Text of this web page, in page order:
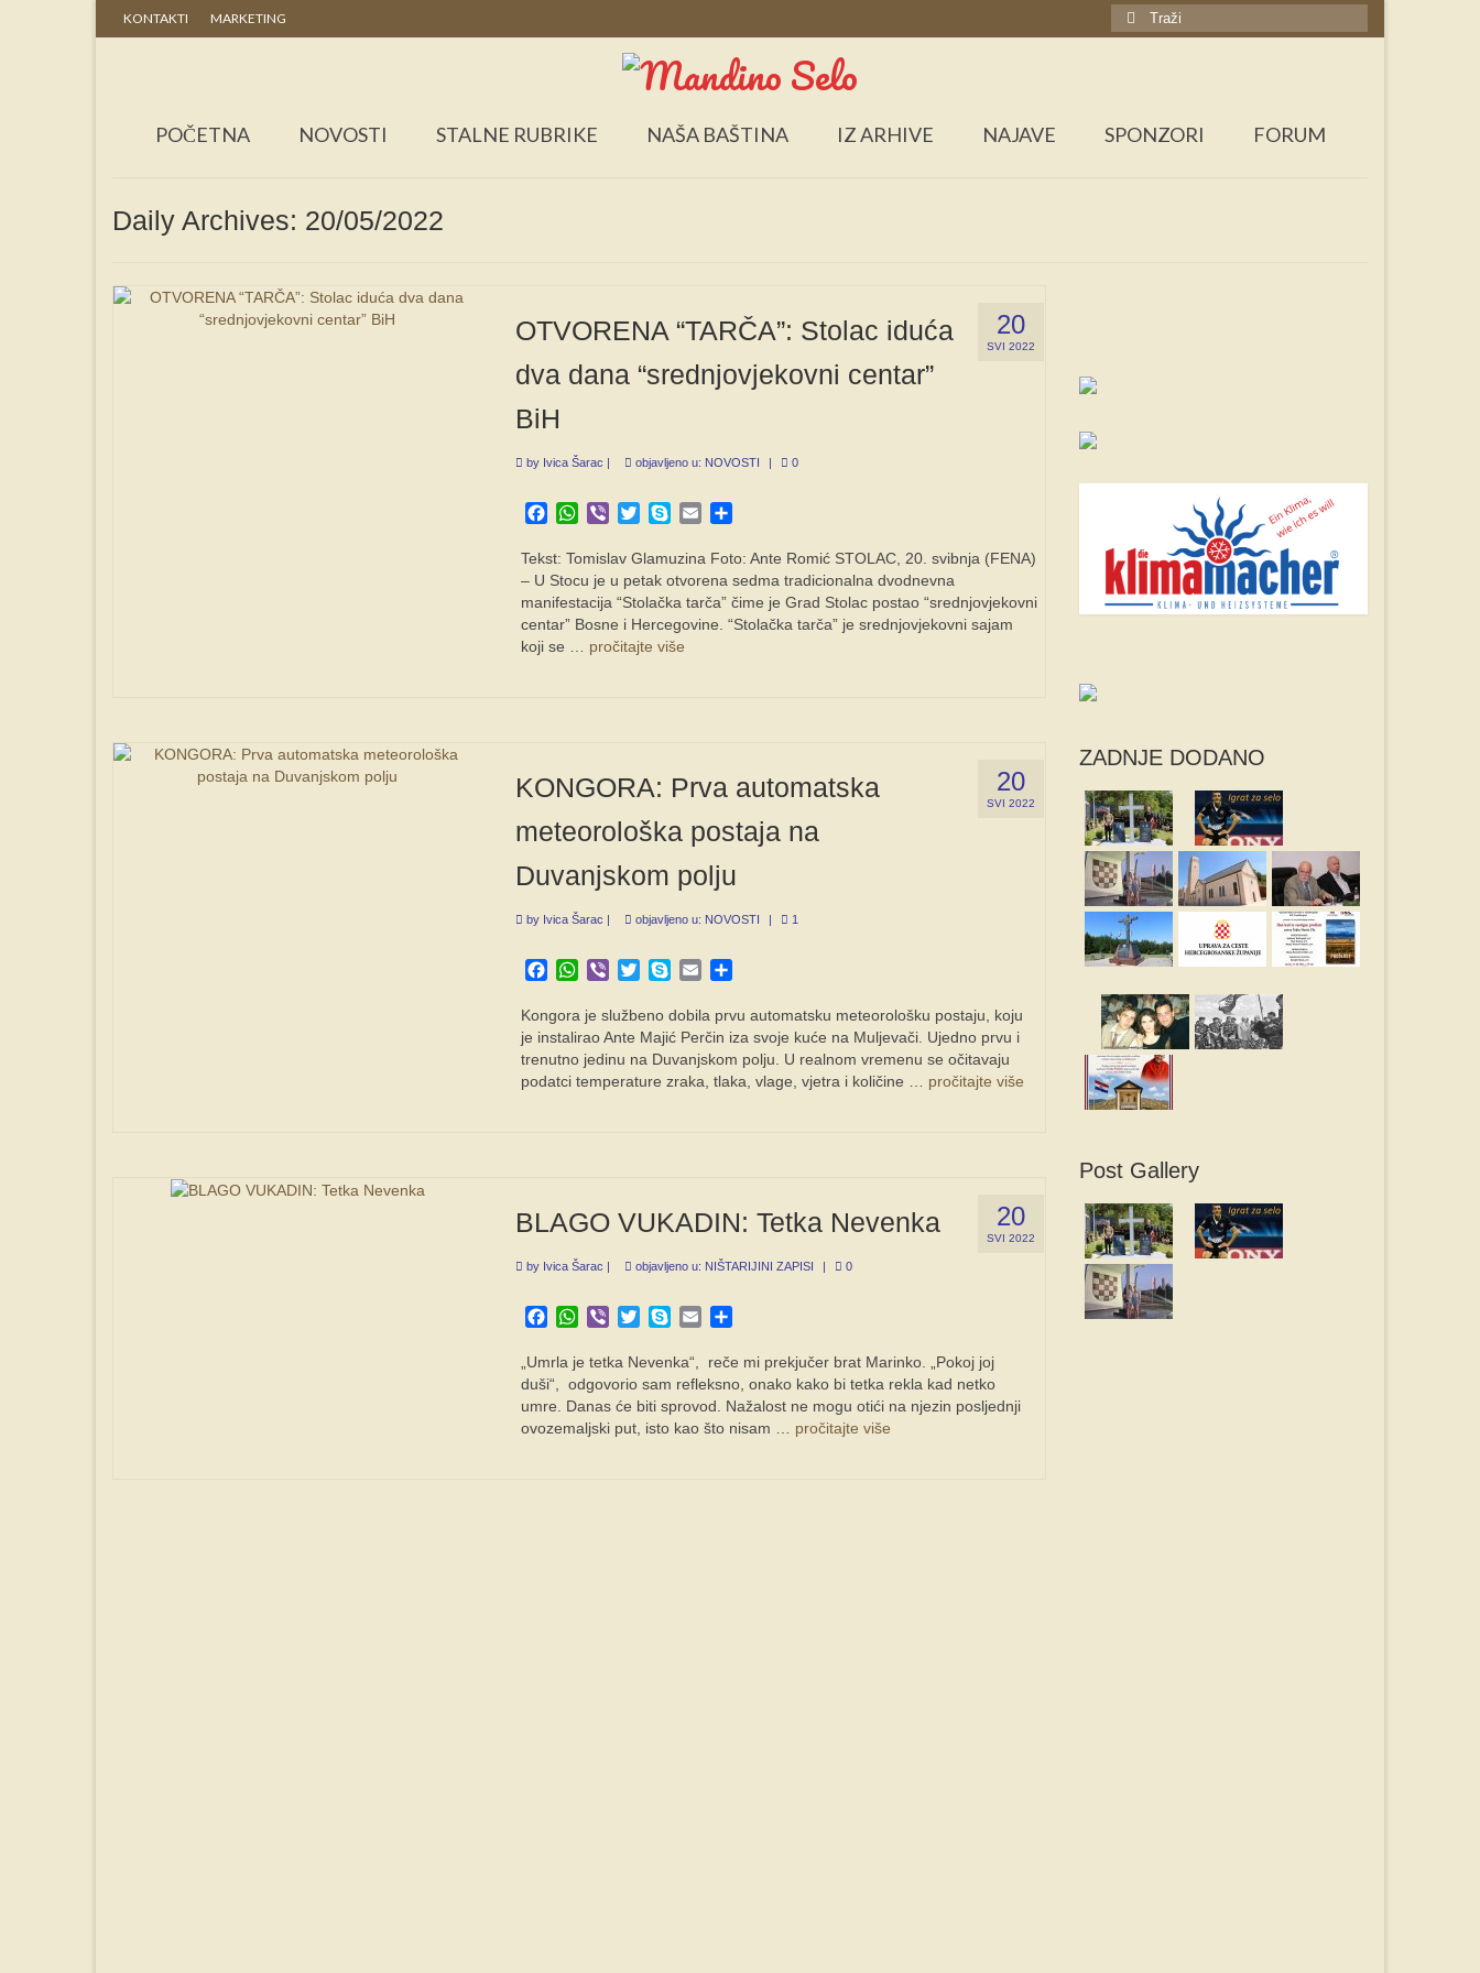
KONTAKTI MARKETING
Search
for:
POČETNA NOVOSTI STALNE RUBRIKE NAŠA BAŠTINA IZ ARHIVE NAJAVE SPONZORI FORUM
Daily Archives: 20/05/2022
20
SVI 2022
OTVORENA “TARČA”: Stolac iduća
dva dana “srednjovjekovni centar”
BiH
by Ivica Šarac | objavljeno u: NOVOSTI | 0
Facebook
WhatsApp
Viber TwitterSkypeEmail
Tekst: Tomislav Glamuzina Foto: Ante Romić STOLAC, 20. svibnja (FENA)
– U Stocu je u petak otvorena sedma tradicionalna dvodnevna
manifestacija “Stolačka tarča” čime je Grad Stolac postao “srednjovjekovni
centar” Bosne i Hercegovine. “Stolačka tarča” je srednjovjekovni sajam
koji se … pročitajte više
20
SVI 2022
KONGORA: Prva automatska
meteorološka postaja na
Duvanjskom polju
by Ivica Šarac | objavljeno u: NOVOSTI | 1
Facebook
WhatsApp
Viber TwitterSkypeEmail
Kongora je službeno dobila prvu automatsku meteorološku postaju, koju
je instalirao Ante Majić Perčin iza svoje kuće na Muljevači. Ujedno prvu i
trenutno jedinu na Duvanjskom polju. U realnom vremenu se očitavaju
podatci temperature zraka, tlaka, vlage, vjetra i količine … pročitajte više
20
SVI 2022
BLAGO VUKADIN: Tetka Nevenka
by Ivica Šarac | objavljeno u: NIŠTARIJINI ZAPISI | 0
Facebook
WhatsApp
Viber TwitterSkypeEmail
„Umrla je tetka Nevenka“, reče mi prekjučer brat Marinko. „Pokoj joj
duši“, odgovorio sam refleksno, onako kako bi tetka rekla kad netko
umre. Danas će biti sprovod. Nažalost ne mogu otići na njezin posljednji
ovozemaljski put, isto kao što nisam … pročitajte više
ZADNJE DODANO
Post Gallery